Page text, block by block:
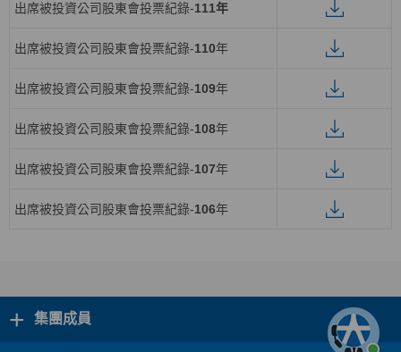
出席被投資公司股東會投票紀錄-111年
出席被投資公司股東會投票紀錄-110年
出席被投資公司股東會投票紀錄-109年
出席被投資公司股東會投票紀錄-108年
出席被投資公司股東會投票紀錄-107年
出席被投資公司股東會投票紀錄-106年
+ 集團成員